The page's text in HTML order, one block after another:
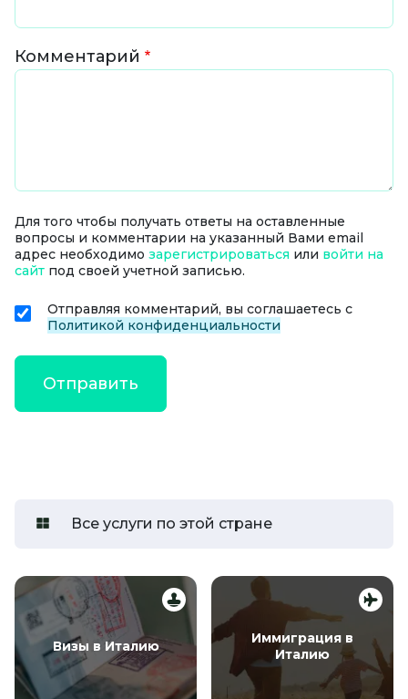
Комментарий
Для того чтобы получать ответы на оставленные
вопросы и комментарии на указанный Вами email
адрес необходимо зарегистрироваться или войти на
сайт под своей учетной записью.
Отправляя комментарий, вы соглашаетесь с
Политикой конфиденциальности
Все услуги по этой стране
Визы в Италию
Иммиграция в
Италию